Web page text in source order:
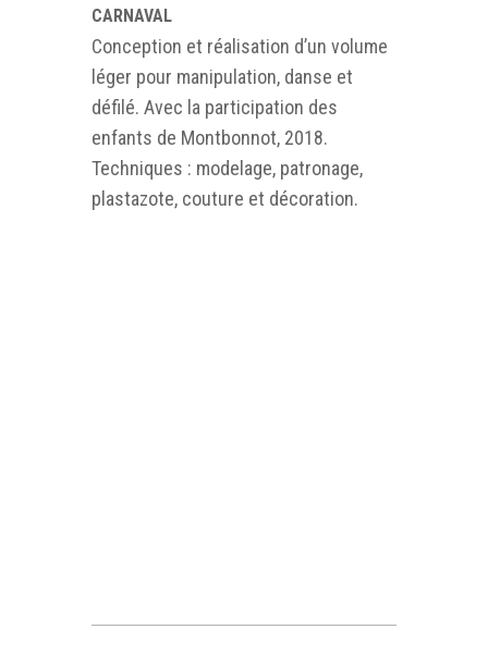
CARNAVAL
Conception et réalisation d’un volume
léger pour manipulation, danse et
défilé. Avec la participation des
enfants de Montbonnot, 2018.
Techniques : modelage, patronage,
plastazote, couture et décoration.